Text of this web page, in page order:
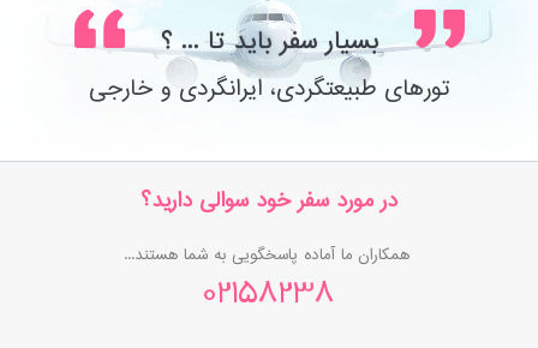
بسیار سفر باید تا ... ؟
تورهای طبیعتگردی، ایرانگردی و خارجی
در مورد سفر خود سوالی دارید؟
همکاران ما آماده پاسخگویی به شما هستند...
02158238